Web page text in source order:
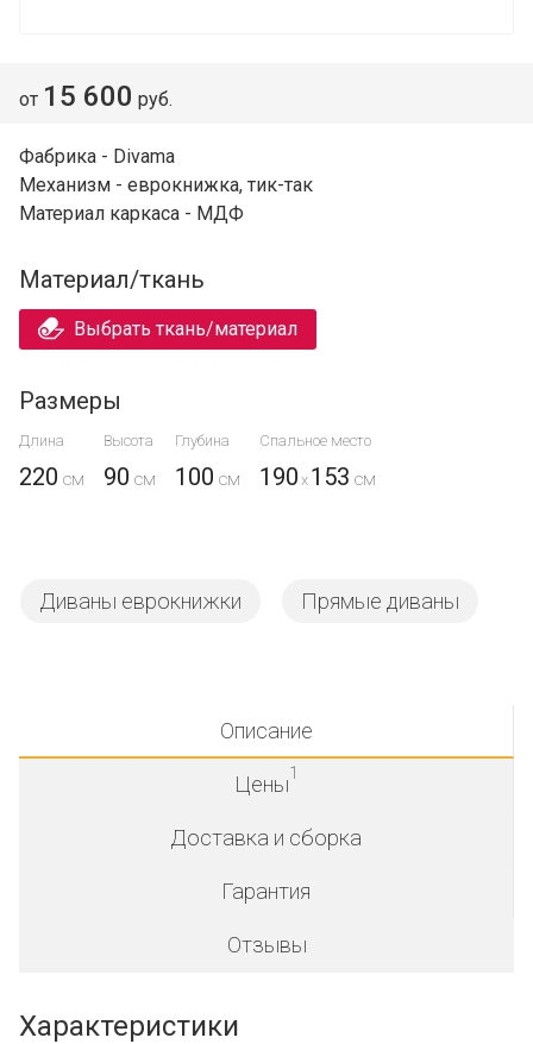
от 15 600 руб.
Фабрика - Divama
Механизм - еврокнижка, тик-так
Материал каркаса - МДФ
Материал/ткань
Выбрать ткань/материал
Размеры
Длина Высота Глубина Спальное место
220 90 100 190 x 153
Диваны еврокнижки Прямые диваны
Описание
Цены1
Доставка и сборка
Гарантия
Отзывы
Характеристики